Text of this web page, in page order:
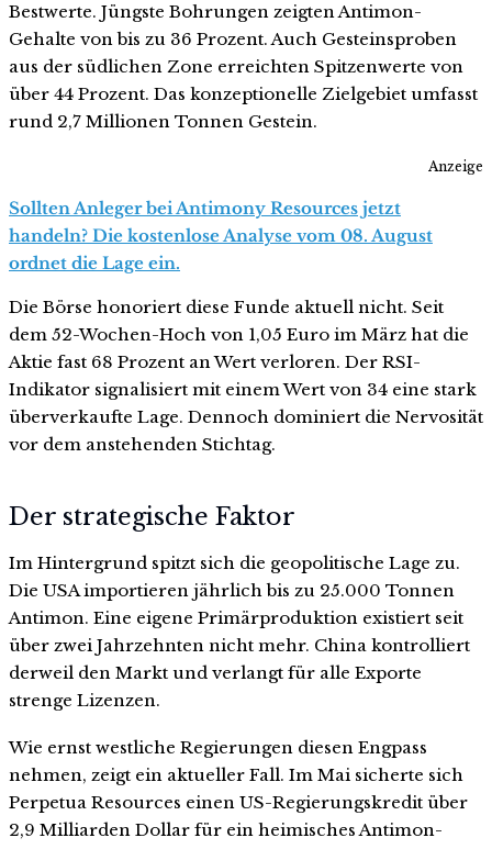
Bestwerte. Jüngste Bohrungen zeigten Antimon-
Gehalte von bis zu 36 Prozent. Auch Gesteinsproben
aus der südlichen Zone erreichten Spitzenwerte von
über 44 Prozent. Das konzeptionelle Zielgebiet umfasst
rund 2,7 Millionen Tonnen Gestein.
Anzeige
Sollten Anleger bei Antimony Resources jetzt
handeln? Die kostenlose Analyse vom 08. August
ordnet die Lage ein.
Die Börse honoriert diese Funde aktuell nicht. Seit
dem 52-Wochen-Hoch von 1,05 Euro im März hat die
Aktie fast 68 Prozent an Wert verloren. Der RSI-
Indikator signalisiert mit einem Wert von 34 eine stark
überverkaufte Lage. Dennoch dominiert die Nervosität
vor dem anstehenden Stichtag.
Der strategische Faktor
Im Hintergrund spitzt sich die geopolitische Lage zu.
Die USA importieren jährlich bis zu 25.000 Tonnen
Antimon. Eine eigene Primärproduktion existiert seit
über zwei Jahrzehnten nicht mehr. China kontrolliert
derweil den Markt und verlangt für alle Exporte
strenge Lizenzen.
Wie ernst westliche Regierungen diesen Engpass
nehmen, zeigt ein aktueller Fall. Im Mai sicherte sich
Perpetua Resources einen US-Regierungskredit über
2,9 Milliarden Dollar für ein heimisches Antimon-